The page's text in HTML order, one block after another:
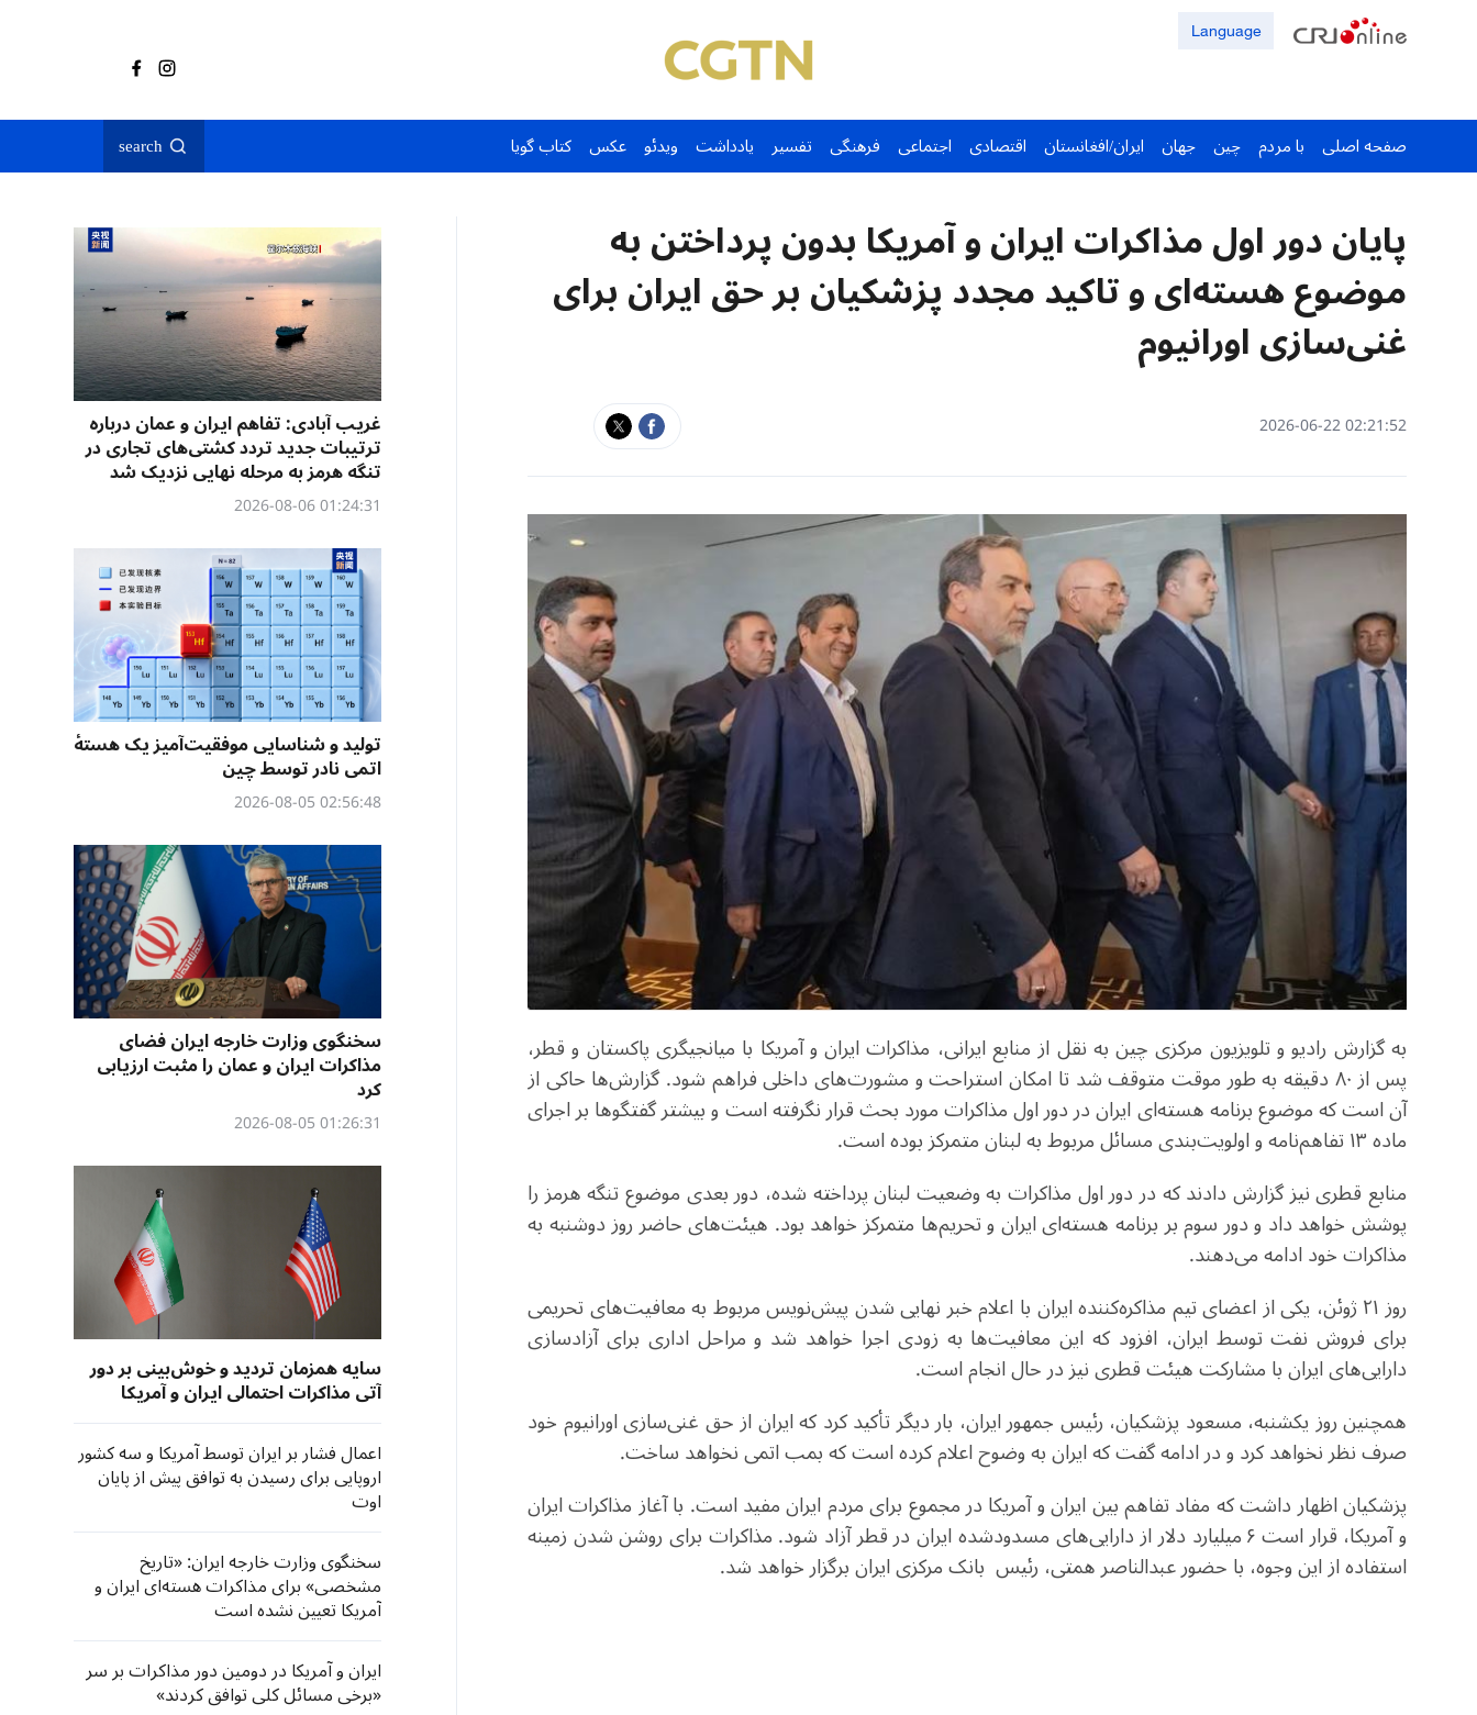
Language
صفحه اصلی با مردم چین جهان ایران/افغانستان اقتصادی اجتماعی فرهنگی تفسیر یادداشت ویدئو عکس کتاب گویا search
پایان دور اول مذاکرات ایران و آمریکا بدون پرداختن به
موضوع هسته‌ای و تاکید مجدد پزشکیان بر حق ایران برای
غنی‌سازی اورانیوم
02:21:52 2026-06-22
به گزارش رادیو و تلویزیون مرکزی چین به نقل از منابع ایرانی، مذاکرات ایران و آمریکا با میانجیگری پاکستان و قطر،
پس از ۸۰ دقیقه به طور موقت متوقف شد تا امکان استراحت و مشورت‌های داخلی فراهم شود. گزارش‌ها حاکی از
آن است که موضوع برنامه هسته‌ای ایران در دور اول مذاکرات مورد بحث قرار نگرفته است و بیشتر گفتگوها بر اجرای
ماده ۱۳ تفاهم‌نامه و اولویت‌بندی مسائل مربوط به لبنان متمرکز بوده است.
منابع قطری نیز گزارش دادند که در دور اول مذاکرات به وضعیت لبنان پرداخته شده، دور بعدی موضوع تنگه هرمز را
پوشش خواهد داد و دور سوم بر برنامه هسته‌ای ایران و تحریم‌ها متمرکز خواهد بود. هیئت‌های حاضر روز دوشنبه به
مذاکرات خود ادامه می‌دهند.
روز ۲۱ ژوئن، یکی از اعضای تیم مذاکره‌کننده ایران با اعلام خبر نهایی شدن پیش‌نویس مربوط به معافیت‌های تحریمی
برای فروش نفت توسط ایران، افزود که این معافیت‌ها به زودی اجرا خواهد شد و مراحل اداری برای آزادسازی
دارایی‌های ایران با مشارکت هیئت قطری نیز در حال انجام است.
همچنین روز یکشنبه، مسعود پزشکیان، رئیس جمهور ایران، بار دیگر تأکید کرد که ایران از حق غنی‌سازی اورانیوم خود
صرف نظر نخواهد کرد و در ادامه گفت که ایران به‌ وضوح اعلام کرده است که بمب اتمی نخواهد ساخت.
پزشکیان اظهار داشت که مفاد تفاهم بین ایران و آمریکا در مجموع برای مردم ایران مفید است. با آغاز مذاکرات ایران
و آمریکا، قرار است ۶ میلیارد دلار از دارایی‌های مسدودشده ایران در قطر آزاد شود. مذاکرات برای روشن شدن زمینه
استفاده از این وجوه،‌ با حضور عبدالناصر همتی، رئیس بانک مرکزی ایران برگزار خواهد شد.
غریب آبادی: تفاهم ایران و عمان درباره
ترتیبات جدید تردد کشتی‌های تجاری در
تنگه هرمز به مرحله نهایی نزدیک شد
01:24:31 2026-08-06
تولید و شناسایی موفقیت‌آمیز یک هستهٔ
اتمی نادر توسط چین
02:56:48 2026-08-05
سخنگوی وزارت خارجه ایران فضای
مذاکرات ایران و عمان را مثبت ارزیابی
کرد
01:26:31 2026-08-05
سایه همزمان تردید و خوش‌بینی‌ بر دور
آتی مذاکرات احتمالی ایران و آمریکا
اعمال فشار بر ایران توسط آمریکا و سه کشور
اروپایی برای رسیدن به توافق پیش از پایان
اوت
سخنگوی وزارت خارجه ایران: «تاریخ
مشخصی» برای مذاکرات هسته‌ای ایران و
آمریکا تعیین نشده است
ایران و آمریکا در دومین دور مذاکرات بر سر
«برخی مسائل کلی توافق کردند»